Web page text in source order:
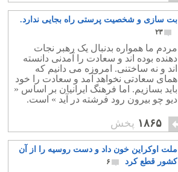
بت سازی و شخصیت پرستی راه بجایی ندارد.
۲۳
مردم ما همواره بدنبال یک رهبر نجات
دهنده بوده اند و سعادت را آمدنی دانسته
اند و نه ساختنی. امروزه می دانیم که
همای سعادتی نخواهد آمد و سعادت را خود
باید بسازیم. اما فرهنگ ایرانیان بر اساس «
دیو چو بیرون رود فرشته در آید » است.
۱۸۶۵ پخش
ملت اوکراین خون داد و دست روسیه را از آن
کشور قطع کرد
۶